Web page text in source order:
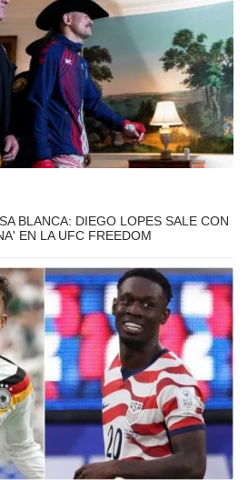
BLANCA: DIEGO LOPES SALE CON
EN LA UFC FREEDOM